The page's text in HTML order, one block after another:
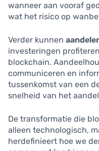
wanneer aan vooraf
wat het risico op
Verder kunnen
investeringen
blockchain.
communiceren en
tussenkomst van een
snelheid van het
De transformatie die
alleen technologisch,
herdefinieert hoe we